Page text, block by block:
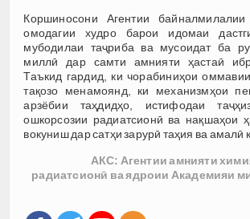
Коршиносони Агентии
омодагии худро барои идомаи
мубодилаи таҷриба ва мусоидат ба
миллӣ дар самти амнияти ҳастаӣ
Таъкид гардид, ки чорабиниҳои
тақозо менамоянд, ки механизмҳои
арзёбии таҳдидҳо, истифодаи
ошкорсозии радиатсионӣ ва нақшаҳои
вокуниш дар сатҳи зарурӣ таҳия ва амалӣ
АКС: Агентии амнияти
радиатсионӣ ва ядроии Академияи